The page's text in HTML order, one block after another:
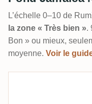
L’échelle 0–10 de
la zone « Très bien ».
Bon » ou mieux,
moyenne. Voir le